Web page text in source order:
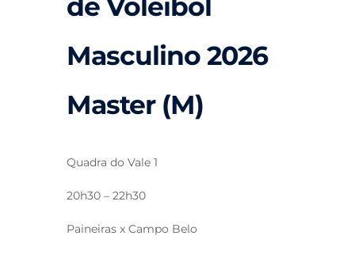
de Voleibol
Masculino 2026
Master (M)
Quadra do Vale 1
20h30 – 22h30
Paineiras x Campo Belo